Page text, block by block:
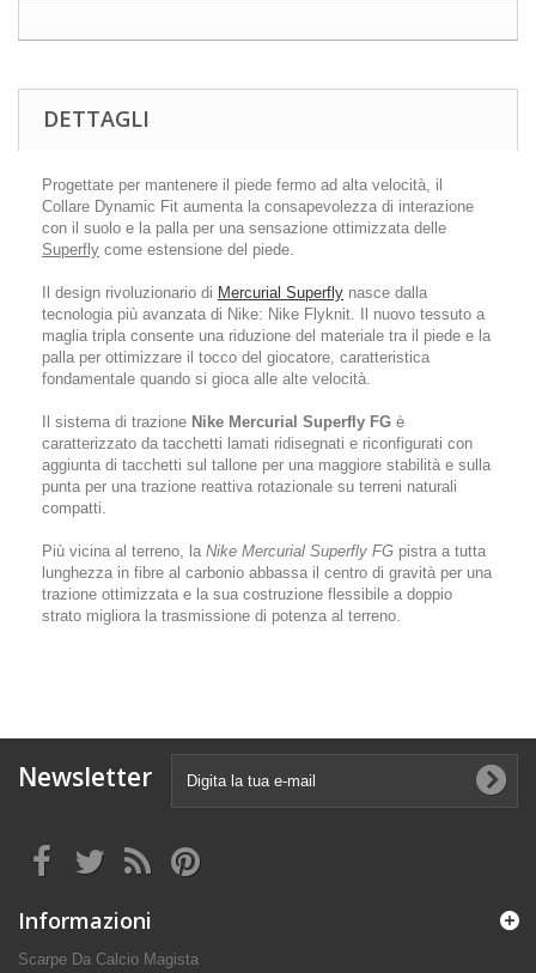
DETTAGLI
Progettate per mantenere il piede fermo ad alta velocità, il
Collare Dynamic Fit aumenta la consapevolezza di interazione
con il suolo e la palla per una sensazione ottimizzata delle
Superfly come estensione del piede.
Il design rivoluzionario di Mercurial Superfly nasce dalla
tecnologia più avanzata di Nike: Nike Flyknit. Il nuovo tessuto a
maglia tripla consente una riduzione del materiale tra il piede e la
palla per ottimizzare il tocco del giocatore, caratteristica
fondamentale quando si gioca alle alte velocità.
Il sistema di trazione Nike Mercurial Superfly FG è
caratterizzato da tacchetti lamati ridisegnati e riconfigurati con
aggiunta di tacchetti sul tallone per una maggiore stabilità e sulla
punta per una trazione reattiva rotazionale su terreni naturali
compatti.
Più vicina al terreno, la Nike Mercurial Superfly FG pistra a tutta
lunghezza in fibre al carbonio abbassa il centro di gravità per una
trazione ottimizzata e la sua costruzione flessibile a doppio
strato migliora la trasmissione di potenza al terreno.
Newsletter
Informazioni
Scarpe Da Calcio Magista